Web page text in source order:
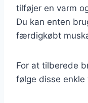
tilføjer en varm
Du kan enten
færdigkøbt
For at tilberede
følge disse enkle